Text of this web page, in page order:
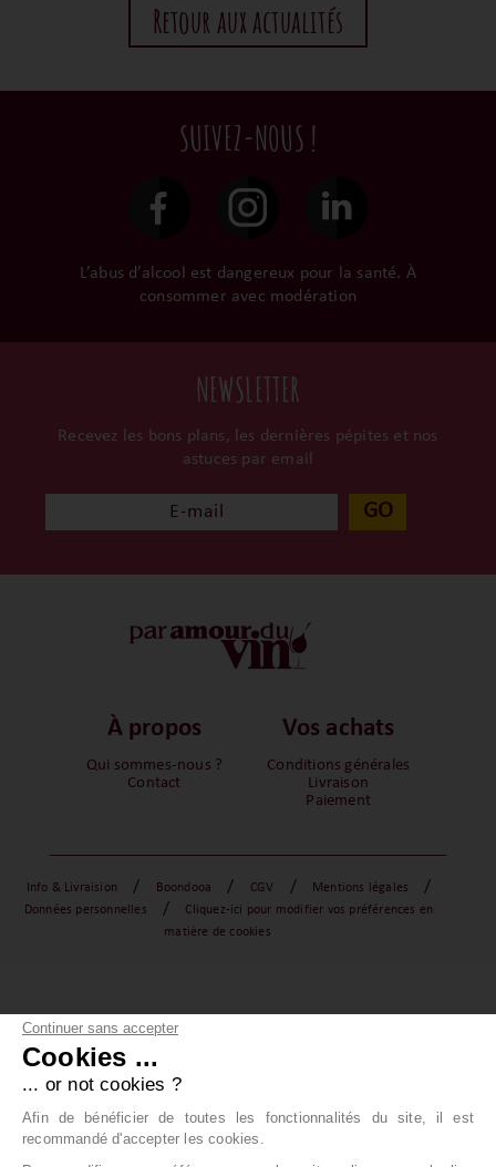
Retour aux actualités
SUIVEZ-NOUS !
L’abus d’alcool est dangereux pour la santé. À
consommer avec modération
NEWSLETTER
Recevez les bons plans, les dernières pépites et nos
astuces par email
GO
À propos
Qui sommes-nous ?
Contact
Vos achats
Conditions générales
Livraison
Paiement
Info & Livraision / Boondooa / CGV / Mentions légales /
Données personnelles /
Cliquez-ici pour modifier vos préférences en
matière de cookies
Continuer sans accepter
Cookies ...
... or not cookies ?
Afin de bénéficier de toutes les fonctionnalités du site, il est
recommandé d'accepter les cookies.